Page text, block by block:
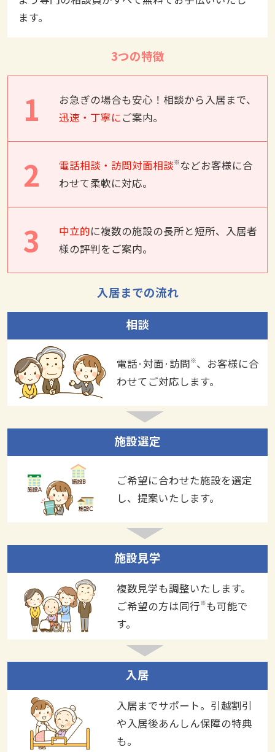
ます。
3つの特徴
1
お急ぎの場合も安心！相談から入居まで、
迅速・丁寧にご案内。
2 電話相談・訪問対面相談※ などお客様に合
わせて柔軟に対応。
3 中立的に複数の施設の長所と短所、入居者
様の評判をご案内。
入居までの流れ
相談
電話·対面·訪問※、お客様に合
わせてご対応します。
施設選定
ご希望に合わせた施設を選定
し、提案いたします。
施設見学
複数見学も調整いたします。
ご希望の方は同行※も可能で
す。
入居
入居までサポート。引越割引
や入居後あんしん保障の特典
も。